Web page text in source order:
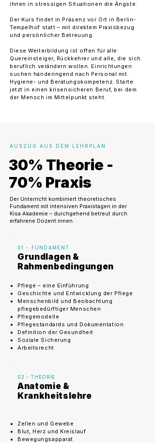
ihnen in stressigen Situationen die Ängste.
Der Kurs findet in Präsenz vor Ort in Berlin-
Tempelhof statt – mit direktem Praxisbezug
und persönlicher Betreuung.
Diese Weiterbildung ist offen für alle:
Quereinsteiger, Rückkehrer und alle, die sich
beruflich verändern wollen. Einrichtungen
suchen händeringend nach Personal mit
Hygiene- und Beratungskompetenz. Starte
jetzt in einen krisensicheren Beruf, bei dem
der Mensch im Mittelpunkt steht.
AUSZUG AUS DEM LEHRPLAN
30% Theorie -
70% Praxis
Der Unterricht kombiniert theoretisches
Fundament mit intensiven Praxistagen in der
Kisa Akademie – durchgehend betreut durch
erfahrene Dozent:innen.
01 - FUNDAMENT
Grundlagen &
Rahmenbedingungen
Pflege – eine Einführung
Geschichte und Entwicklung der Pflege
Menschenbild und Beobachtung
pflegebedürftiger Menschen
Pflegemodelle
Pflegestandards und Dokumentation
Definition der Gesundheit
Soziale Sicherung
Arbeitsrecht
02 - THEORIE
Anatomie &
Krankheitslehre
Zellen und Gewebe
Blut, Herz und Kreislauf
Bewegungsapparat